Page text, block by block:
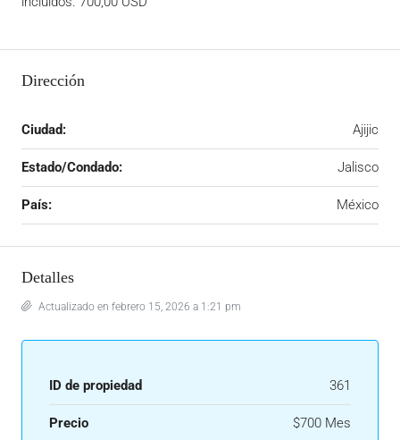
Dirección
Ciudad: Ajijic
Estado/Condado: Jalisco
País: México
Detalles
Actualizado en febrero 15, 2026 a 1:21 pm
ID de propiedad 361
Precio $700 Mes